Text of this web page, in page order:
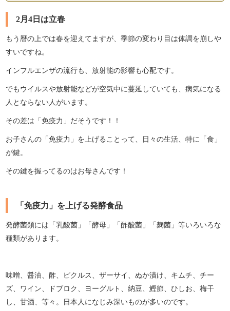
2月4日は立春
もう暦の上では春を迎えてますが、季節の変わり目は体調を崩しや
すいですね。
インフルエンザの流行も、放射能の影響も心配です。
でもウイルスや放射能などが空気中に蔓延していても、病気になる
人とならない人がいます。
その差は「免疫力」だそうです！！
お子さんの「免疫力」を上げることって、日々の生活、特に「食」
が鍵。
その鍵を握ってるのはお母さんです！
「免疫力」を上げる発酵食品
発酵菌類には「乳酸菌」「酵母」「酢酸菌」「麹菌」等いろいろな
種類があります。
味噌、醤油、酢、ピクルス、ザーサイ、ぬか漬け、キムチ、チー
ズ、ワイン、ドブロク、ヨーグルト、納豆、鰹節、ひしお、梅干
し、甘酒、等々。日本人になじみ深いものが多いのです。